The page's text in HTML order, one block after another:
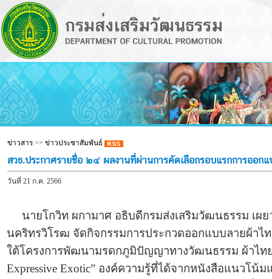
ข่าวสาร>> ข่าวประชาสัมพันธ์
สวธ.ประกาศรายชื่อ ๒๔ ผลงานที่ผ่านการคัดเลือกรอบแรกการออก
วันที่ 21 ก.ค. 2566
นายโกวิท ผกามาศ อธิบดีกรมส่งเสริมวัฒนธรรม เผ
นคริทรวิโรฒ จัดกิจกรรมการประกวดออกแบบลายผ้าไ
ใต้โครงการพัฒนามรดกภูมิปัญญาทางวัฒนธรรม ผ้าไ
Expressive Exotic” องค์ความรู้ที่ได้จากหนังสือแนวโน้